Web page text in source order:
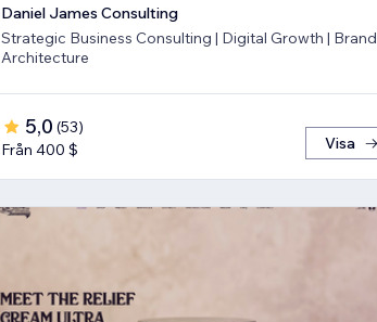
Daniel James Consulting
Strategic Business Consulting | Digital Growth | Brand
Architecture
5,0 (53)
Från 400 $
Visa